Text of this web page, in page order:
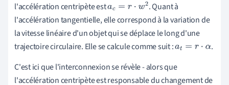
l'accélération centripète estac=r⋅w2
. Quant à
l'accélération tangentielle, elle correspond à la variation de
la vitesse linéaire d'un objet qui se déplace le long d'une
trajectoire circulaire. Elle se calcule comme suit :at= r⋅α
.
C'est ici que l'interconnexion se révèle - alors que
l'accélération centripète est responsable du changement de